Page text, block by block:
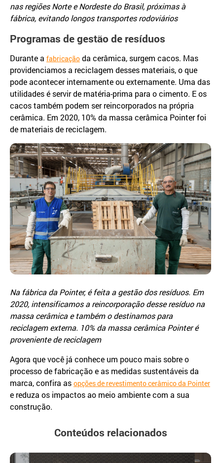
nas regiões Norte e Nordeste do Brasil, próximas à
fábrica, evitando longos transportes rodoviários
Programas de gestão de resíduos
Durante a fabricação da cerâmica, surgem cacos. Mas
providenciamos a reciclagem desses materiais, o que
pode acontecer internamente ou externamente. Uma das
utilidades é servir de matéria-prima para o cimento. E os
cacos também podem ser reincorporados na própria
cerâmica. Em 2020, 10% da massa cerâmica Pointer foi
de materiais de reciclagem.
Na fábrica da Pointer, é feita a gestão dos resíduos. Em
2020, intensificamos a reincorporação desse resíduo na
massa cerâmica e também o destinamos para
reciclagem externa. 10% da massa cerâmica Pointer é
proveniente de reciclagem
Agora que você já conhece um pouco mais sobre o
processo de fabricação e as medidas sustentáveis da
marca, confira as opções de revestimento cerâmico da Pointer
e reduza os impactos ao meio ambiente com a sua
construção.
Conteúdos relacionados